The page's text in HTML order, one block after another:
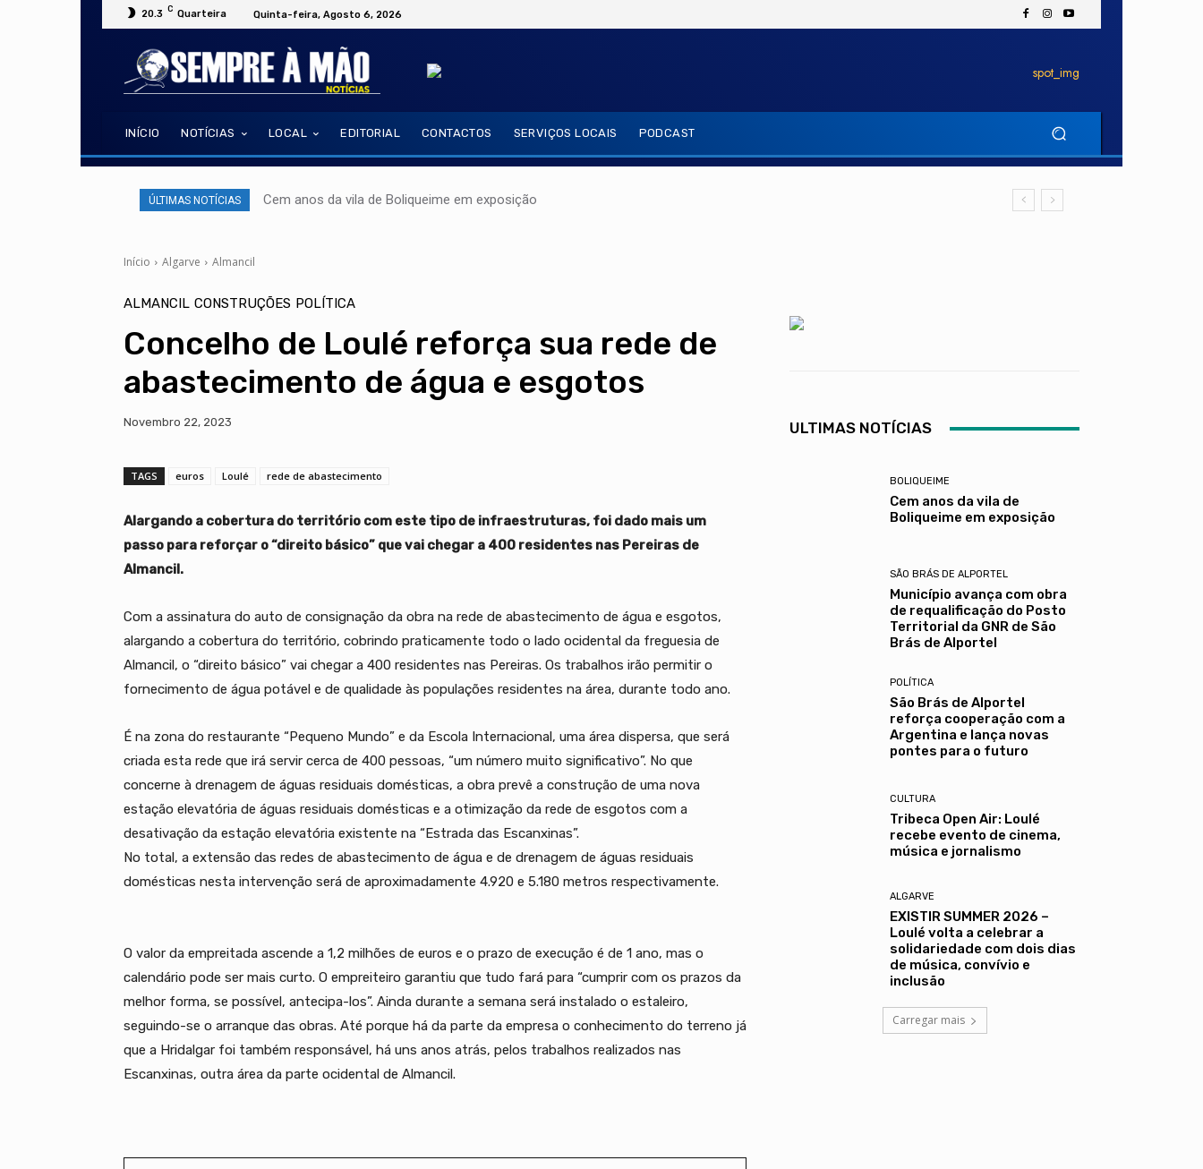
20.3 C Quarteira Quinta-feira, Agosto 6, 2026
INÍCIO NOTÍCIAS LOCAL EDITORIAL CONTACTOS SERVIÇOS LOCAIS PODCAST
ÚLTIMAS NOTÍCIAS Cem anos da vila de Boliqueime em exposição
Início Algarve Almancil
ALMANCIL CONSTRUÇÕES POLÍTICA
Concelho de Loulé reforça sua rede de
abastecimento de água e esgotos
Novembro 22, 2023
TAGS euros Loulé rede de abastecimento
Alargando a cobertura do território com este tipo de infraestruturas, foi dado mais um
passo para reforçar o “direito básico” que vai chegar a 400 residentes nas Pereiras de
Almancil.
Com a assinatura do auto de consignação da obra na rede de abastecimento de água e esgotos,
alargando a cobertura do território, cobrindo praticamente todo o lado ocidental da freguesia de
Almancil, o “direito básico” vai chegar a 400 residentes nas Pereiras. Os trabalhos irão permitir o
fornecimento de água potável e de qualidade às populações residentes na área, durante todo ano.
É na zona do restaurante “Pequeno Mundo” e da Escola Internacional, uma área dispersa, que será
criada esta rede que irá servir cerca de 400 pessoas, “um número muito significativo”. No que
concerne à drenagem de águas residuais domésticas, a obra prevê a construção de uma nova
estação elevatória de águas residuais domésticas e a otimização da rede de esgotos com a
desativação da estação elevatória existente na “Estrada das Escanxinas”.
No total, a extensão das redes de abastecimento de água e de drenagem de águas residuais
domésticas nesta intervenção será de aproximadamente 4.920 e 5.180 metros respectivamente.
O valor da empreitada ascende a 1,2 milhões de euros e o prazo de execução é de 1 ano, mas o
calendário pode ser mais curto. O empreiteiro garantiu que tudo fará para “cumprir com os prazos da
melhor forma, se possível, antecipa-los”. Ainda durante a semana será instalado o estaleiro,
seguindo-se o arranque das obras. Até porque há da parte da empresa o conhecimento do terreno já
que a Hridalgar foi também responsável, há uns anos atrás, pelos trabalhos realizados nas
Escanxinas, outra área da parte ocidental de Almancil.
ULTIMAS NOTÍCIAS
BOLIQUEIME
Cem anos da vila de
Boliqueime em exposição
SÃO BRÁS DE ALPORTEL
Município avança com obra
de requalificação do Posto
Territorial da GNR de São
Brás de Alportel
POLÍTICA
São Brás de Alportel
reforça cooperação com a
Argentina e lança novas
pontes para o futuro
CULTURA
Tribeca Open Air: Loulé
recebe evento de cinema,
música e jornalismo
ALGARVE
EXISTIR SUMMER 2026 –
Loulé volta a celebrar a
solidariedade com dois dias
de música, convívio e
inclusão
Carregar mais